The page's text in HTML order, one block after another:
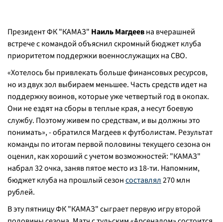
Президент ФК "КАМАЗ" Наиль Магдеевна вчерашней
встрече с командой объяснил скромный бюджет клуба
приоритетом поддержки военнослужащих на СВО.
«Хотелось бы привлекать больше финансовых ресурсов,
но из двух зол выбираем меньшее. Часть средств идет на
поддержку воинов, которые уже четвертый год в окопах.
Они не ездят на сборы в теплые края, а несут боевую
службу. Поэтому живем по средствам, и вы должны это
понимать», - обратился Магдеев к футболистам. Результат
команды по итогам первой половины текущего сезона он
оценил, как хороший с учетом возможностей: "КАМАЗ"
набрал 32 очка, заняв пятое место из 18-ти. Напомним,
бюджет клуба на прошлый сезонсоставлял270 млн
рублей.
В эту пятницу ФК "КАМАЗ" сыграет первую игру второй